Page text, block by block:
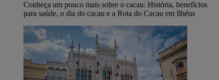
Conheça um pouco mais sobre o cacau: História, benefícios
para saúde, o dia do cacau e a Rota do Cacau em Ilhéus